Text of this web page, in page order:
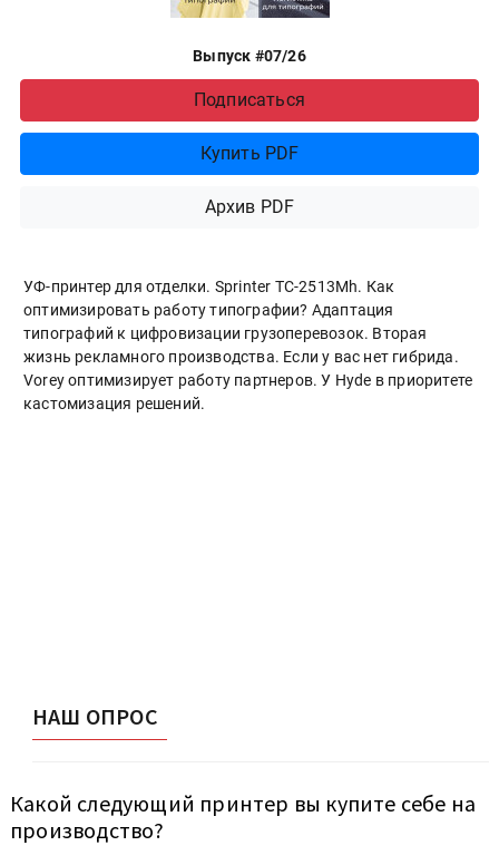
Выпуск #07/26
Подписаться
Купить PDF
Архив PDF
УФ-принтер для отделки. Sprinter ТС-2513Mh. Как
оптимизировать работу типографии? Адаптация
типографий к цифровизации грузоперевозок. Вторая
жизнь рекламного производства. Если у вас нет гибрида.
Vorey оптимизирует работу партнеров. У Hyde в приоритете
кастомизация решений.
НАШ ОПРОС
Какой следующий принтер вы купите себе на
производство?